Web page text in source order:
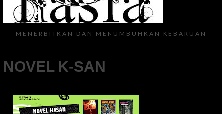
MENERBITKAN DAN MENUMBUHKAN KEBARUAN
NOVEL K-SAN